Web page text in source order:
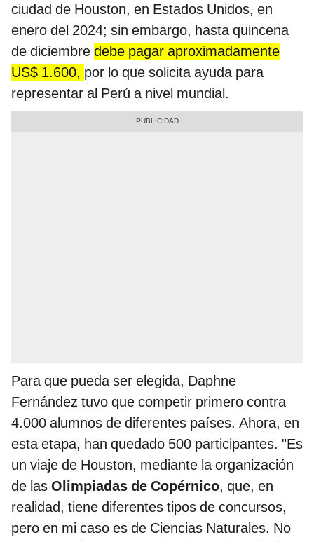
ciudad de Houston, en Estados Unidos, en
enero del 2024; sin embargo, hasta quincena
de diciembre debe pagar aproximadamente
US$ 1.600, por lo que solicita ayuda para
representar al Perú a nivel mundial.
Para que pueda ser elegida, Daphne
Fernández tuvo que competir primero contra
4.000 alumnos de diferentes países. Ahora, en
esta etapa, han quedado 500 participantes. "Es
un viaje de Houston, mediante la organización
de las Olimpiadas de Copérnico, que, en
realidad, tiene diferentes tipos de concursos,
pero en mi caso es de Ciencias Naturales. No